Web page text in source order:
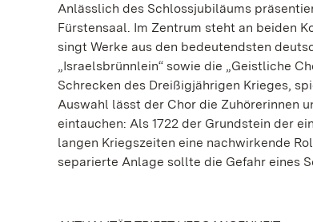
Anlässlich des Schlossjubiläums
Fürstensaal. Im Zentrum steht an beiden
singt Werke aus den bedeutendsten
„Israelsbrünnlein“ sowie die „Geistliche
Schrecken des Dreißigjährigen Krieges,
Auswahl lässt der Chor die Zuhörerinnen
eintauchen: Als 1722 der Grundstein der
langen Kriegszeiten eine nachwirkende
separierte Anlage sollte die Gefahr eines